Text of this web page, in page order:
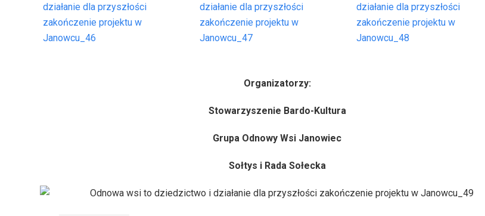
działanie dla przyszłości
zakończenie projektu w
Janowcu_46
działanie dla przyszłości
zakończenie projektu w
Janowcu_47
działanie dla przyszłości
zakończenie projektu w
Janowcu_48
Organizatorzy:
Stowarzyszenie Bardo-Kultura
Grupa Odnowy Wsi Janowiec
Sołtys i Rada Sołecka